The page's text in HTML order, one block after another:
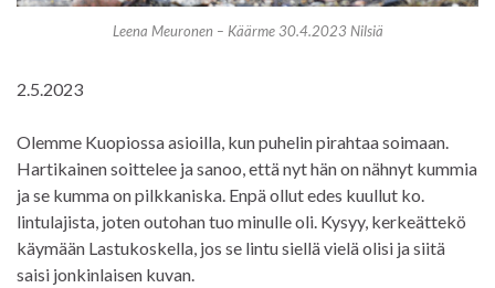
Leena Meuronen – Käärme 30.4.2023 Nilsiä
2.5.2023
Olemme Kuopiossa asioilla, kun puhelin pirahtaa soimaan.
Hartikainen soittelee ja sanoo, että nyt hän on nähnyt kummia
ja se kumma on pilkkaniska. Enpä ollut edes kuullut ko.
lintulajista, joten outohan tuo minulle oli. Kysyy, kerkeättekö
käymään Lastukoskella, jos se lintu siellä vielä olisi ja siitä
saisi jonkinlaisen kuvan.